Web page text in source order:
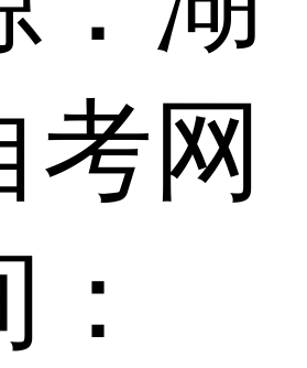
考网